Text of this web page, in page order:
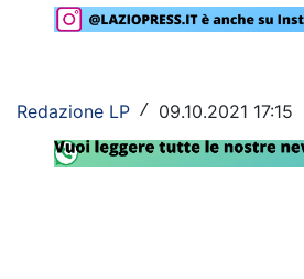
Calciomercato
Rassegna Lazio
Social
Redazione LP / 09.10.2021 17:15